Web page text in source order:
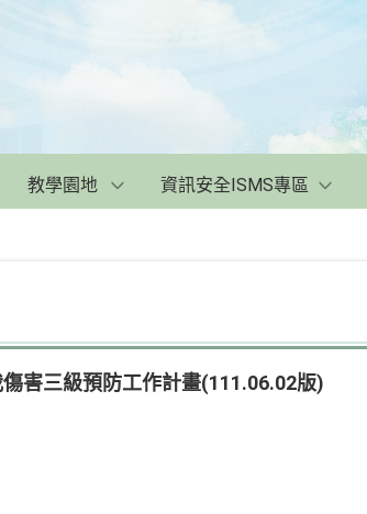
教學園地 資訊安全ISMS專區
傷害三級預防工作計畫(111.06.02版)